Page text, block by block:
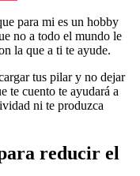
para mi es un hobby
no a todo el mundo le
la que a ti te ayude.
tus pilar y no dejar
te cuento te ayudará a
ni te produzca
reducir el